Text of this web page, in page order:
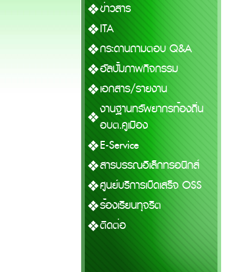
ข่าวสาร
ITA
กระดานถามตอบ Q&A
อัลบั้มภาพกิจกรรม
เอกสาร/รายงาน
งานฐานทรัพยากรท้องถิ่น
อบต.คูเมือง
E-Service
สารบรรณอิเล็กทรอนิกส์
ศูนย์บริการเบ็ดเสร็จ OSS
ร้องเรียนทุจริต
ติดต่อ